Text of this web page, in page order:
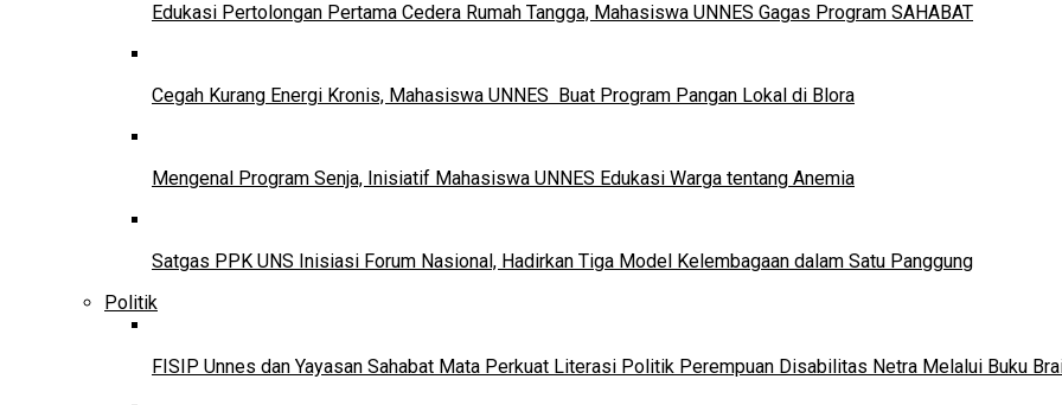
Edukasi Pertolongan Pertama Cedera Rumah Tangga, Mahasiswa UNNES Gagas Program SAHABAT
Cegah Kurang Energi Kronis, Mahasiswa UNNES Buat Program Pangan Lokal di Blora
Mengenal Program Senja, Inisiatif Mahasiswa UNNES Edukasi Warga tentang Anemia
Satgas PPK UNS Inisiasi Forum Nasional, Hadirkan Tiga Model Kelembagaan dalam Satu Panggung
Politik
FISIP Unnes dan Yayasan Sahabat Mata Perkuat Literasi Politik Perempuan Disabilitas Netra Melalui Buku